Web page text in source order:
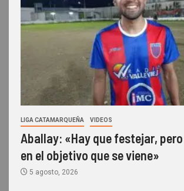
LIGA CATAMARQUEÑA VIDEOS
Aballay: «Hay que festejar,
en el objetivo que se viene»
5 agosto, 2026